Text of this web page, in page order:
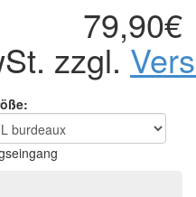
79,90€
zzgl.